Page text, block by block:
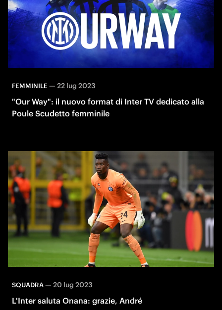
FEMMINILE— 22 lug 2023
"Our Way": il nuovo format di Inter TV dedicato alla
Poule Scudetto femminile
SQUADRA— 20 lug 2023
L'Inter saluta Onana: grazie, André